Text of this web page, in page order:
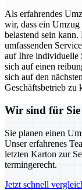
Als erfahrendes
wir, dass ein
belastend sein
umfassenden
auf Ihre individuelle
sich auf einen
sich auf den
Geschäftsbetrieb zu
Wir sind für Sie
Sie planen einen
Unser erfahrenes
letzten Karton zur
termingerecht.
Jetzt schnell